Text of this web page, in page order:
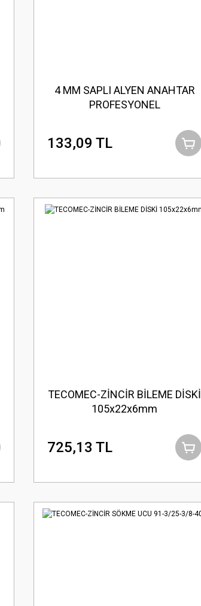
4 MM SAPLI ALYEN ANAHTAR
PROFESYONEL
133,09 TL
TECOMEC-ZİNCİR BİLEME DİSKİ
105x22x6mm
725,13 TL